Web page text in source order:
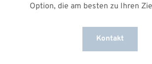
Option, die am besten zu Ihren
Kontakt